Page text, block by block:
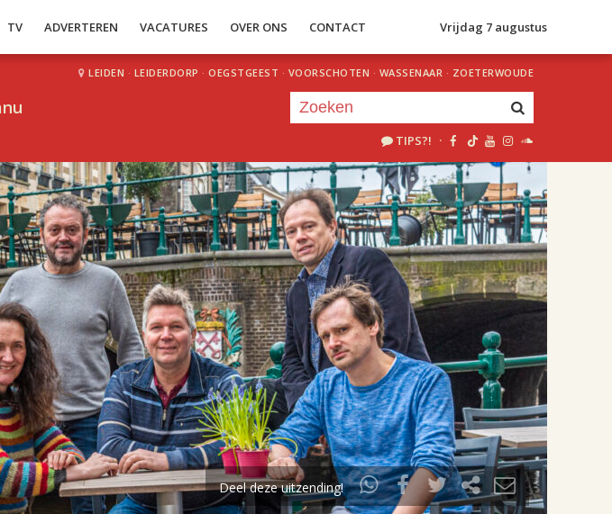
TV ADVERTEREN VACATURES OVER ONS CONTACT Vrijdag 7 augustus
LEIDEN · LEIDERDORP · OEGSTGEEST · VOORSCHOTEN · WASSENAAR · ZOETERWOUDE
TIPS?! ·
18.00
Je luistert nu naaruur 1 van 1
«Vorig uur Volgend uur»
Deel deze uitzending!